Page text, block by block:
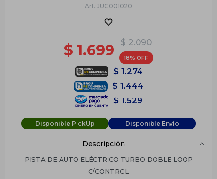
JUG001020
$ 2.090
$ 1.699 18
$ 1.274
$ 1.444
$ 1.529
Disponible PickUp Disponible Envío
Descripción
PISTA DE AUTO ELÉCTRICO TURBO DOBLE LOOP
C/CONTROL